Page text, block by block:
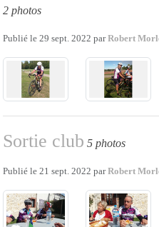
2 photos
Publié le 29 sept. 2022 parRobert
Sortie club 5 photos
Publié le 21 sept. 2022 parRobert